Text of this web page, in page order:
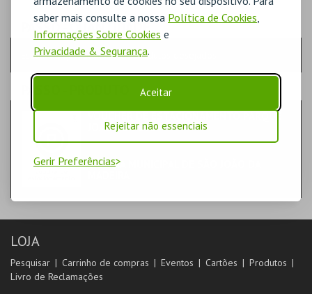
saber mais consulte a nossa Política de Cookies
Informações Sobre Cookies e
Privacidade & Segurança.
Aceitar
Rejeitar não essenciais
Gerir Preferências
PASSO- QUANTIDADE
Escolha a quantidade e os produtos desejados
VOUCHER DE ESTACIONAMENTO PARQUE
JOÃO DE DEUS
DIVERSOS
CÂMARA MUNICIPAL DE SÃO JOÃO DA
LOJA
Pesquisar Carrinho de compras Eventos Cartões
Produtos
Livro de Reclamações